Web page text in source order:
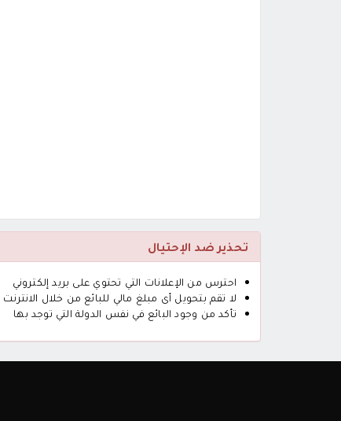
تحذير ضد الإحتيال
احترس من الإعلانات التي تحتوي على بريد إلكتروني
لا تقم بتحويل أى مبلغ مالي للبائع من خلال الانترنت
تأكد من وجود البائع في نفس الدولة التي توجد بها